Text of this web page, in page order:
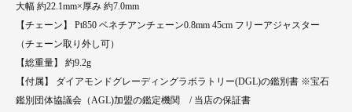
大幅 約22.1mm×厚み 約7.0mm
【チェーン】 Pt850 ベネチアンチェーン0.8mm 45cm フリーアジャスター
（チェーン取り外し可）
【総重量】 約9.2g
【付属】 ダイアモンドグレーディングラボラトリー(DGL)の鑑別書 ※宝石
鑑別団体協議会（AGL)加盟の鑑定機関 / 当店の保証書